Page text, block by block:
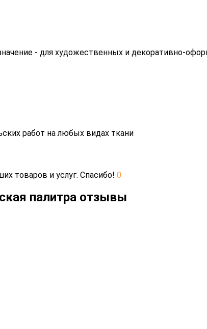
- для художественных и декоративно-
работ на любых видах ткани
товаров и услуг. Спасибо! 0
палитра отзывы